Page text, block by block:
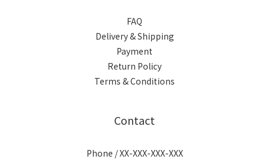
FAQ
Delivery & Shipping
Payment
Return Policy
Terms & Conditions
Contact
Phone / XX-XXX-XXX-XXX